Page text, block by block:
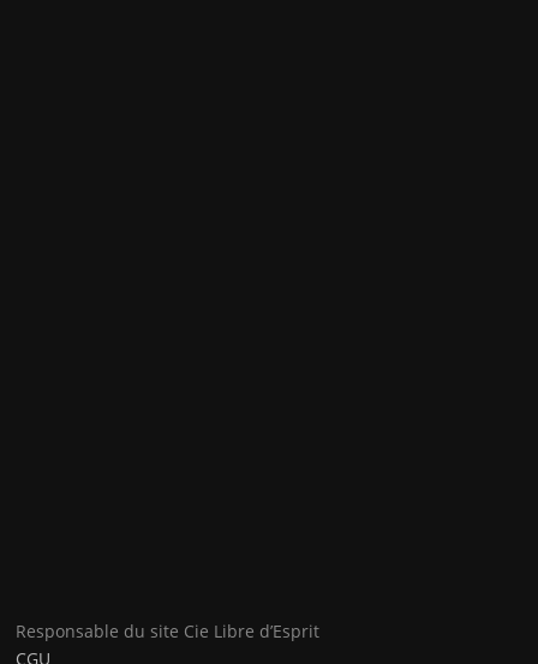
Responsable du site Cie Libre d’Esprit
CGU